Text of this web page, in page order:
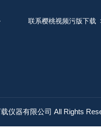
联系樱桃视频污版下载
仪器有限公司 All Rights